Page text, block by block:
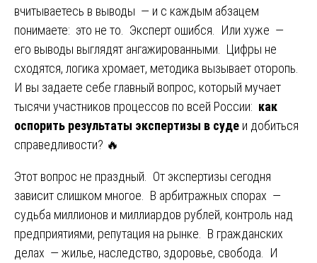
вчитываетесь в выводы — и с каждым абзацем
понимаете: это не то. Эксперт ошибся. Или хуже —
его выводы выглядят ангажированными. Цифры не
сходятся, логика хромает, методика вызывает оторопь.
И вы задаете себе главный вопрос, который мучает
тысячи участников процессов по всей России: как
оспорить результаты экспертизы в суде и добиться
справедливости? 🔥
Этот вопрос не праздный. От экспертизы сегодня
зависит слишком многое. В арбитражных спорах —
судьба миллионов и миллиардов рублей, контроль над
предприятиями, репутация на рынке. В гражданских
делах — жилье, наследство, здоровье, свобода. И